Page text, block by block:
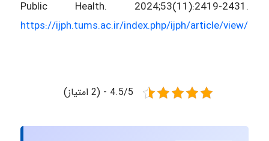
Public Health. 2024;53(11):2419-2431.
https://ijph.tums.ac.ir/index.php/ijph/article/view/
4.5/5 - (2 امتیاز)